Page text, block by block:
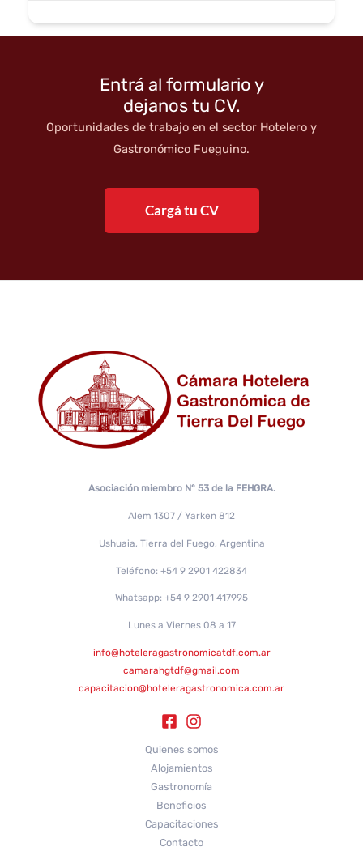
Entrá al formulario y
dejanos tu CV.
Oportunidades de trabajo en el sector Hotelero y
Gastronómico Fueguino.
Cargá tu CV
Asociación miembro N° 53 de la FEHGRA.
Alem 1307 / Yarken 812
Ushuaia, Tierra del Fuego, Argentina
Teléfono: +54 9 2901 422834
Whatsapp: +54 9 2901 417995
Lunes a Viernes 08 a 17
info@hoteleragastronomicatdf.com.ar
camarahgtdf@gmail.com
capacitacion@hoteleragastronomica.com.ar
Quienes somos
Alojamientos
Gastronomía
Beneficios
Capacitaciones
Contacto